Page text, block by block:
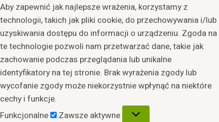
Aby zapewnić jak najlepsze wrażenia, korzystamy z
technologii, takich jak pliki cookie, do przechowywania i/lub
uzyskiwania dostępu do informacji o urządzeniu. Zgoda na
te technologie pozwoli nam przetwarzać dane, takie jak
zachowanie podczas przeglądania lub unikalne
identyfikatory na tej stronie. Brak wyrażenia zgody lub
wycofanie zgody może niekorzystnie wpłynąć na niektóre
cechy i funkcje.
Funkcjonalne
Funkcjonalne
Zawsze aktywne